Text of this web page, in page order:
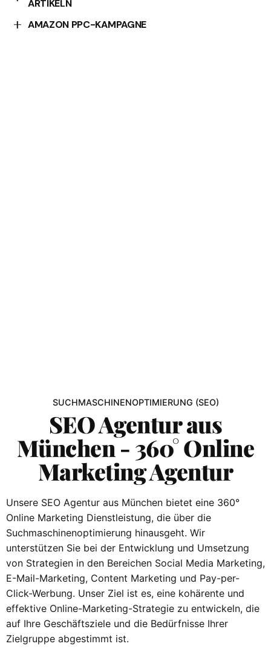
Facebook Ads.
ARTIKELN
Erhöhen Sie Ihre Sichtbarkeit mit gesponserten
AMAZON PPC-KAMPAGNE
SUCHMASCHINENOPTIMIERUNG (SEO)
SEO Agentur aus
München - 360° Online
Marketing Agentur
Unsere SEO Agentur aus München bietet eine 360°
Online Marketing Dienstleistung, die über die
Suchmaschinenoptimierung hinausgeht. Wir
unterstützen Sie bei der Entwicklung und Umsetzung
von Strategien in den Bereichen Social Media Marketing,
E-Mail-Marketing, Content Marketing und Pay-per-
Click-Werbung. Unser Ziel ist es, eine kohärente und
effektive Online-Marketing-Strategie zu entwickeln, die
auf Ihre Geschäftsziele und die Bedürfnisse Ihrer
Zielgruppe abgestimmt ist.